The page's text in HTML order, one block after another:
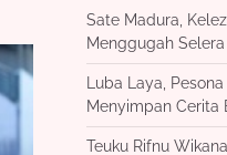
Sate Madura,
Menggugah
Luba Laya,
Menyimpan Cerita
Teuku Rifnu